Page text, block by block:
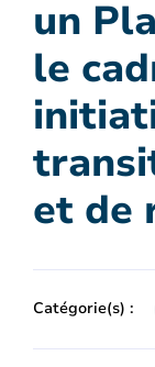
un
le
et de
Catégorie(s) :